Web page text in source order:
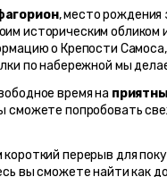
, место рождения
историческим
о Крепости
по набережной мы
время на
сможете попробовать
перерыв для
вы сможете найти как